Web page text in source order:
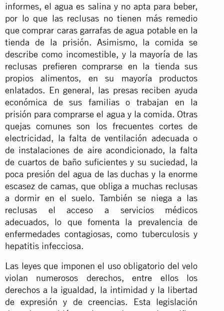
informes, el agua es salina y no apta para beber,
por lo que las reclusas no tienen más remedio
que comprar caras garrafas de agua potable en la
tienda de la prisión. Asimismo, la comida se
describe como incomestible, y la mayoría de las
reclusas prefieren comprarse en la tienda sus
propios alimentos, en su mayoría productos
enlatados. En general, las presas reciben ayuda
económica de sus familias o trabajan en la
prisión para comprarse el agua y la comida. Otras
quejas comunes son los frecuentes cortes de
electricidad, la falta de ventilación adecuada o
de instalaciones de aire acondicionado, la falta
de cuartos de baño suficientes y su suciedad, la
poca presión del agua de las duchas y la enorme
escasez de camas, que obliga a muchas reclusas
a dormir en el suelo. También se niega a las
reclusas el acceso a servicios médicos
adecuados, lo que fomenta la prevalencia de
enfermedades contagiosas, como tuberculosis y
hepatitis infecciosa.
Las leyes que imponen el uso obligatorio del velo
violan numerosos derechos, entre ellos los
derechos a la igualdad, la intimidad y la libertad
de expresión y de creencias. Esta legislación